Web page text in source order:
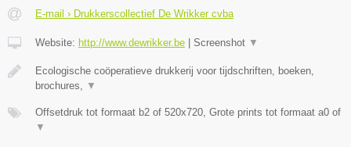
E-mail › Drukkerscollectief De Wrikker cvba
Website: http://www.dewrikker.be Screenshot ▼
Ecologische coöperatieve drukkerij voor tijdschriften, boeken,
brochures, ▼
Offsetdruk tot formaat b2 of 520x720, Grote prints tot formaat a0 of
▼